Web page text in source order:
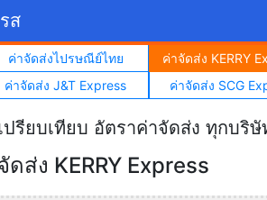
ส
ค่าจัดส่งไปรษณีย์ไทย ค่าจัดส่ง KERRY
ค่าจัดส่ง J&T Express ค่าจัดส่ง SCG
ปรียบเทียบ อัตราค่าจัดส่ง ทุกบริ
ส่ง KERRY Express